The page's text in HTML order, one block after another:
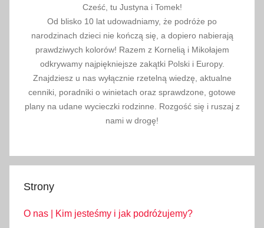
Cześć, tu Justyna i Tomek!
Od blisko 10 lat udowadniamy, że podróże po
narodzinach dzieci nie kończą się, a dopiero nabierają
prawdziwych kolorów! Razem z Kornelią i Mikołajem
odkrywamy najpiękniejsze zakątki Polski i Europy.
Znajdziesz u nas wyłącznie rzetelną wiedzę, aktualne
cenniki, poradniki o winietach oraz sprawdzone, gotowe
plany na udane wycieczki rodzinne. Rozgość się i ruszaj z
nami w drogę!
Strony
O nas | Kim jesteśmy i jak podróżujemy?